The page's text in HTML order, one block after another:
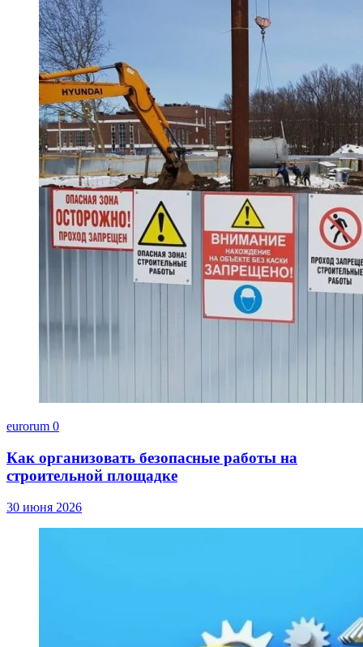
eurorum 0
Как организовать безопасные работы на
строительной площадке
30 июня 2026